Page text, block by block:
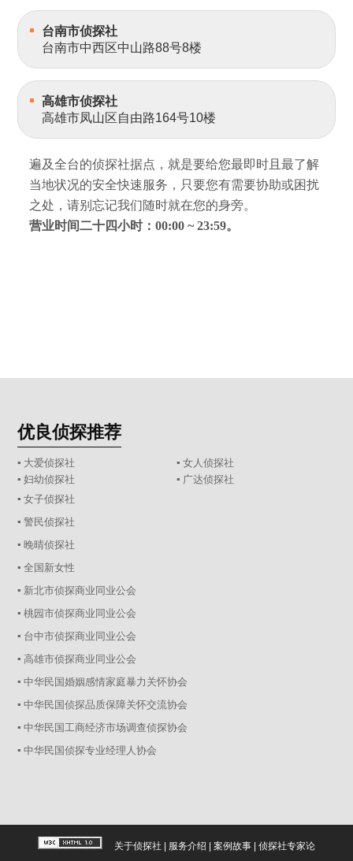
台南市侦探社
台南市中西区中山路88号8楼
高雄市侦探社
高雄市凤山区自由路164号10楼
遍及全台的侦探社据点，就是要给您最即时且最了解
当地状况的安全快速服务，只要您有需要协助或困扰
之处，请别忘记我们随时就在您的身旁。
营业时间二十四小时：00:00 ~ 23:59。
优良侦探推荐
▪ 大爱侦探社
▪ 女人侦探社
▪ 妇幼侦探社
▪ 广达侦探社
▪ 女子侦探社
▪ 警民侦探社
▪ 晚晴侦探社
▪ 全国新女性
▪ 新北市侦探商业同业公会
▪ 桃园市侦探商业同业公会
▪ 台中市侦探商业同业公会
▪ 高雄市侦探商业同业公会
▪ 中华民国婚姻感情家庭暴力关怀协会
▪ 中华民国侦探品质保障关怀交流协会
▪ 中华民国工商经济市场调查侦探协会
▪ 中华民国侦探专业经理人协会
关于侦探社 | 服务介绍 | 案例故事| 侦探社专家论